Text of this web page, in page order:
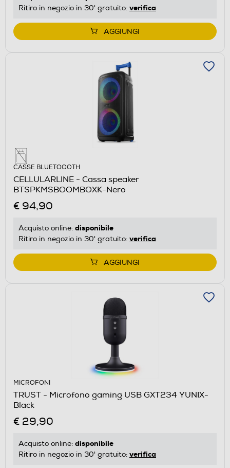
Ritiro in negozio in 30' gratuito: verifica
AGGIUNGI
CASSE BLUETOOOTH
CELLULARLINE - Cassa speaker
BTSPKMSBOOMBOXK-Nero
€ 94,90
Acquisto online: disponibile
Ritiro in negozio in 30' gratuito: verifica
AGGIUNGI
MICROFONI
TRUST - Microfono gaming USB GXT234 YUNIX-
Black
€ 29,90
Acquisto online: disponibile
Ritiro in negozio in 30' gratuito: verifica